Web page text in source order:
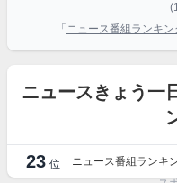
「 ニュース番組ランキン
ニュースきょう一
23 位
ニュース番組ランキ